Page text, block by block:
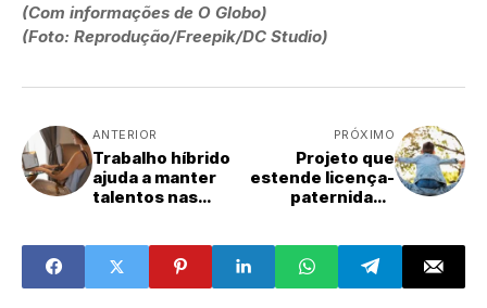
(Com informações de O Globo)
(Foto: Reprodução/Freepik/DC Studio)
ANTERIOR
Trabalho híbrido
ajuda a manter
talentos nas
PRÓXIMO
Projeto que
estende licença-
paternidade